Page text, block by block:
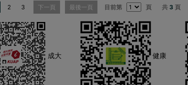
2 3 下一頁 最後一頁 目前第 頁 共 3頁
成大 健康